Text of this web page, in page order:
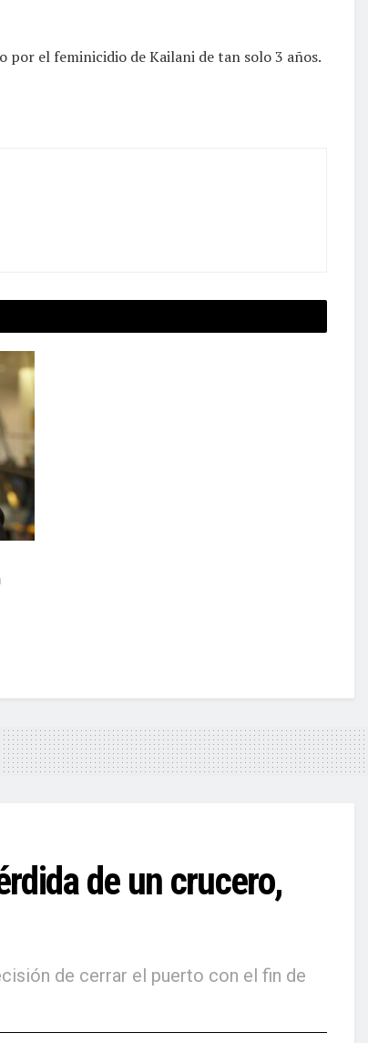
por el feminicidio de Kailani de tan solo 3 años.
de un crucero,
de cerrar el puerto con el fin de